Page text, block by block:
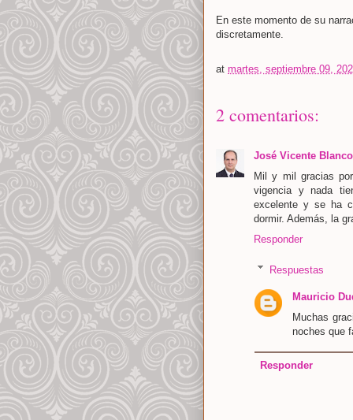
En este momento de su
discretamente.
at martes, septiembre 09,
2 comentarios:
José Vicente
Mil y mil gracias
vigencia y nada
excelente y se ha
dormir. Además, la
Responder
Respuestas
Mauricio
Muchas
noches que
Responder